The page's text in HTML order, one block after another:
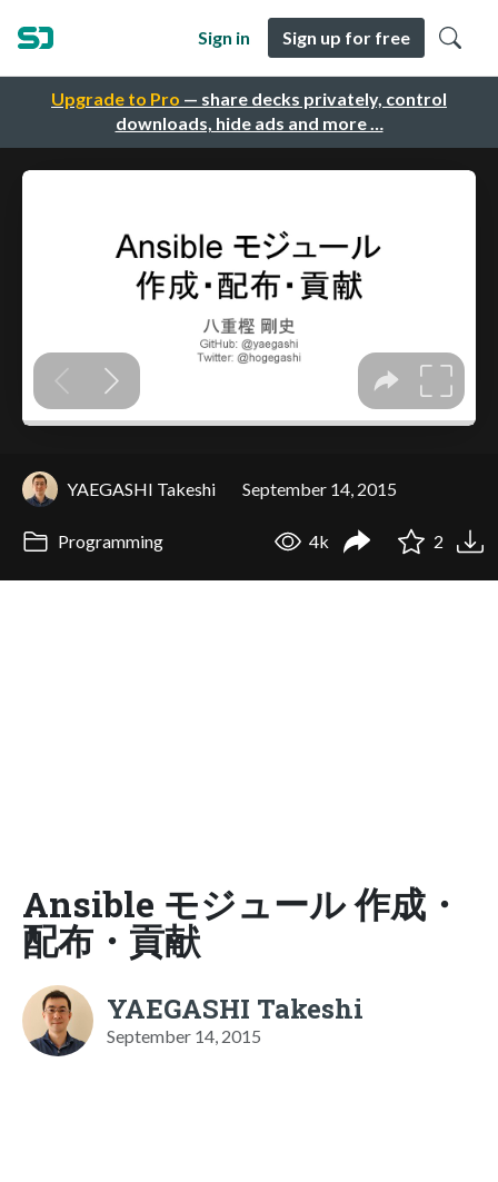
Upgrade to Pro — share decks privately, control
downloads, hide ads and more …
Sign in Sign up for free
YAEGASHI Takeshi September 14, 2015
Programming 4k 2
Ansible モジュール 作成・
配布・貢献
YAEGASHI Takeshi
September 14, 2015